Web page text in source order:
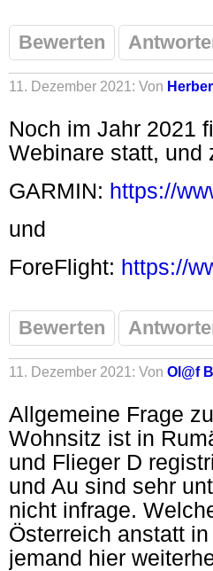
Bewerten
11. Dezember 2021: Von
Noch im Jahr 2021
Webinare statt, und
GARMIN: https://
und
ForeFlight: https://
Bewerten
11. Dezember 2021: Von Ol@f
Allgemeine Frage
Wohnsitz ist in
und Flieger D
und Au sind sehr
nicht infrage.
Österreich anstatt
jemand hier